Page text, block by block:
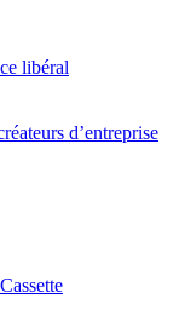
libéral
d’entreprise